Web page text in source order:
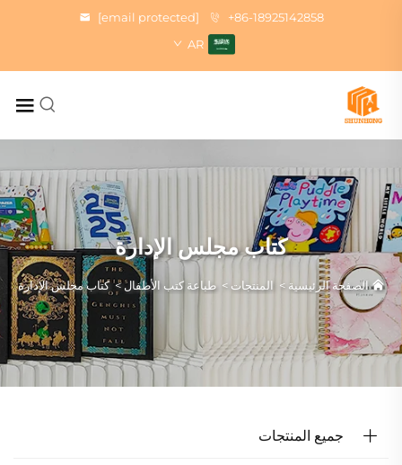
+86-18925142858
[email protected]
AR
كتاب مجلس الإدارة
الصفحة الرئيسية > المنتجات >طباعة كتب الأطفال>كتاب مجلس الإدارة
جميع المنتجات